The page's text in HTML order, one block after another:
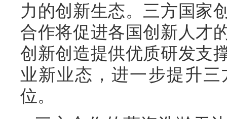
力的创新生态。三方国家
合作将促进各国创新人才
创新创造提供优质研发支
业新业态，进一步提升
位。